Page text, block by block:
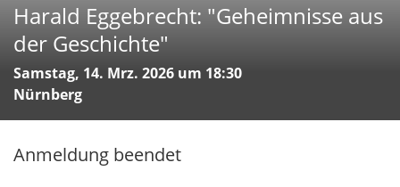
Harald Eggebrecht: "Geheimnisse aus
der Geschichte"
Samstag, 14. Mrz. 2026 um 18:30
Nürnberg
Anmeldung beendet